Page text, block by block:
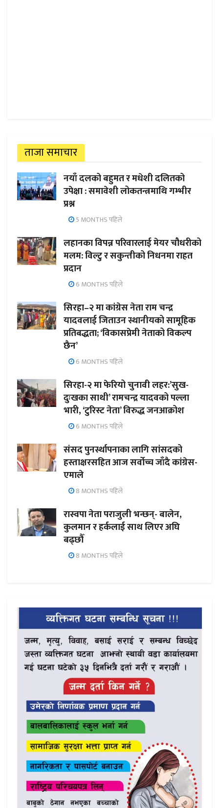
ताजा समाचार
नयाँ दलको बहुमत र मधेशी दलितको
उपेक्षा : समावेशी लोकतन्त्रमाथि गम्भीर
प्रश्न
5 MONTHS पहिले
लहानका विपन्न परिवारलाई मेयर चौधरीको
मलम: विल्टु र सकुन्तीको निधनमा राहत
प्रदान
6 MONTHS पहिले
सिरहा–२ मा कांग्रेस नेता राम चन्द्र
यादवलाई जिताउन स्थानीयको सामूहिक
प्रतिबद्धता; ‘विकासप्रेमी नेताको विकल्प
छैन’
6 MONTHS पहिले
सिरहा-२ मा फेरियो चुनावी लहर:’सुख-
दुःखका साथी’ रामचन्द्र यादवको पल्ला
भारी, ‘टुरिस्ट नेता’ विरुद्ध जनआक्रोश
6 MONTHS पहिले
संसद पुनर्स्थापनाका लागि सांसदको
हस्ताक्षरसहित आज सर्वोच्च जाँदै कांग्रेस-
एमाले
8 MONTHS पहिले
रास्वपा नेता पराजुली भन्छन्- बालेन,
कुलमान र हर्कलाई साथ लिएर अघि
बढ्छौँ
8 MONTHS पहिले